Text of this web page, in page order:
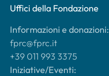
Uffici della Fondazione
Informazioni e donazioni:
fprc@fprc.it
+39 011 993 3375
Iniziative/Eventi: